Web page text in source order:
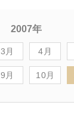
2007年
3月 4月
9月 10月